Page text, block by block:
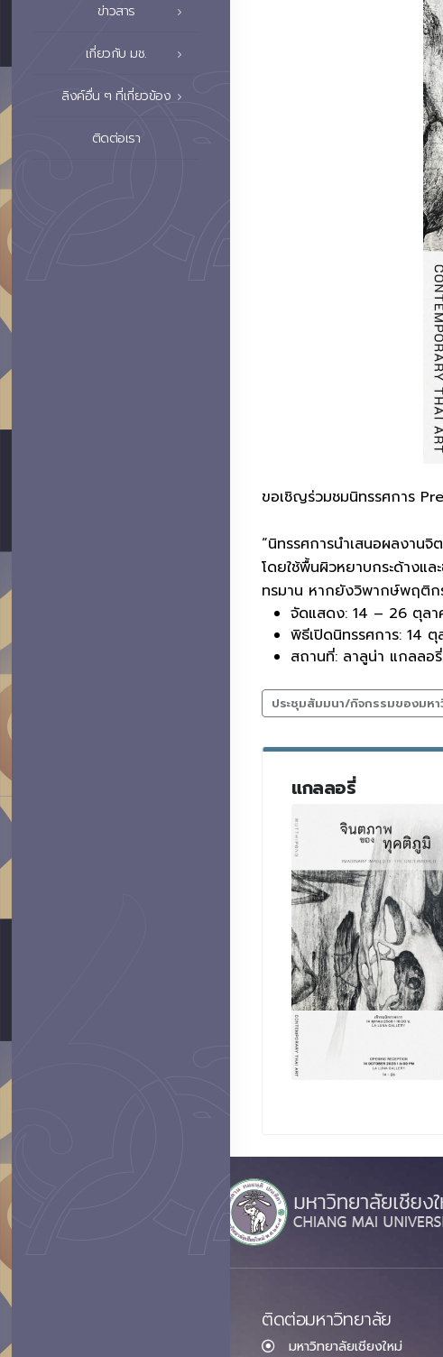
ข่าวสาร
เกี่ยวกับ มช.
ลิงค์อื่น ๆ ที่เกี่ยวข้อง
ติดต่อเรา
ขอเชิญร่วมชมนิทรรศการ
“นิทรรศการนำเสนอผลงาน
โดยใช้พื้นผิวหยาบกระด้าง
ทรมาน หากยังวิพากษ์พฤติก
จัดแสดง: 14 – 26 ตุลา
พิธีเปิดนิทรรศการ: 14
สถานที่: ลาลูน่า แกลลอ
ประชุมสัมมนา/กิจกรรมของมหา
แกลลอรี่
ติดต่อมหาวิทยาลัย
มหาวิทยาลัยเชียงใหม่